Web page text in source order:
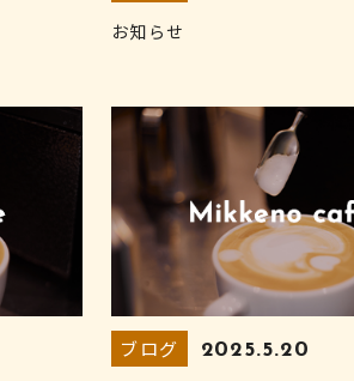
お知らせ
ブログ 2025.5.20